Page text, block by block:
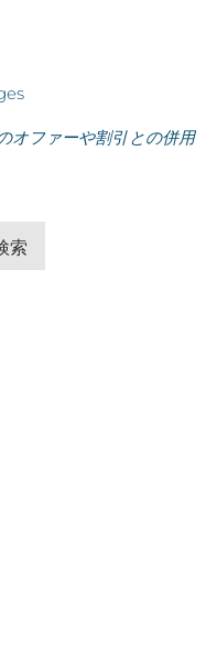
オファーや割引との併用
索